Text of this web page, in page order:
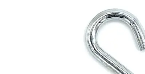
Login